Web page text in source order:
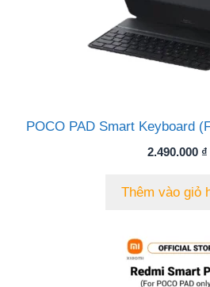
POCO PAD Smart Keyboard
2.490.000 ₫
Thêm vào giỏ